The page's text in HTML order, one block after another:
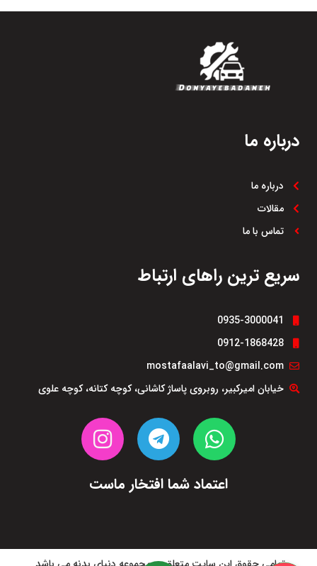
درباره ما
درباره ما
مقالات
تماس با ما
سریع ترین راهای ارتباط
0935-3000041
0912-1868428
mostafaalavi_to@gmail.com
خیابان امیرکبیر، روبروی پاساژ کاشانی، کوچه کتانه، کوچه علوی
اعتماد شما افتخار ماست